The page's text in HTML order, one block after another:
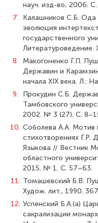
науч. изд-во, 2006.
7.
Калашников С.Б. Ода
эволюция
государственного
8.
Макогоненко Г.П.
Державин и
начала XIX века. Л.:
9.
Прокудин С.Б.
Тамбовского
2002. № 3 (27). С.
10. Соболева А.А. Мотив
стихотворениях
Языкова // Вестник
областного
2015. № 1. С. 57–63.
11. Томашевский Б.В.
Худож. лит., 1990.
12. Успенский Б.А.(а)
сакрализации